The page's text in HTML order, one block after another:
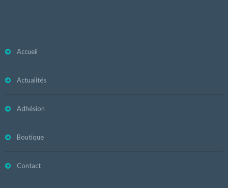
Accueil
Actualités
Adhésion
Boutique
Contact